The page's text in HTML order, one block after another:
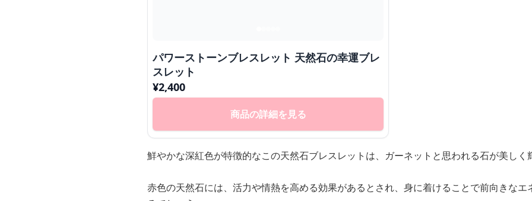
パワーストーンブレスレット 天然石の幸運ブレ
スレット
¥2,400
商品の詳細を見る
鮮やかな深紅色が特徴的なこの天然石ブレスレットは、ガーネットと思われる石が美しく
赤色の天然石には、活力や情熱を高める効果があるとされ、身に着けることで前向きなエ